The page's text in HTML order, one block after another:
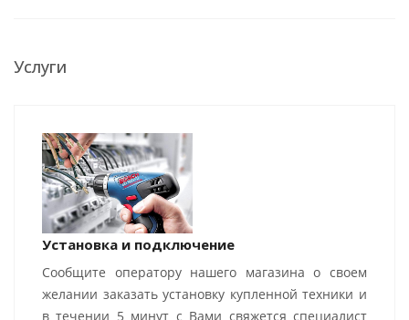
Услуги
Установка и подключение
Сообщите оператору нашего магазина о своем
желании заказать установку купленной техники и
в течении 5 минут с Вами свяжется специалист